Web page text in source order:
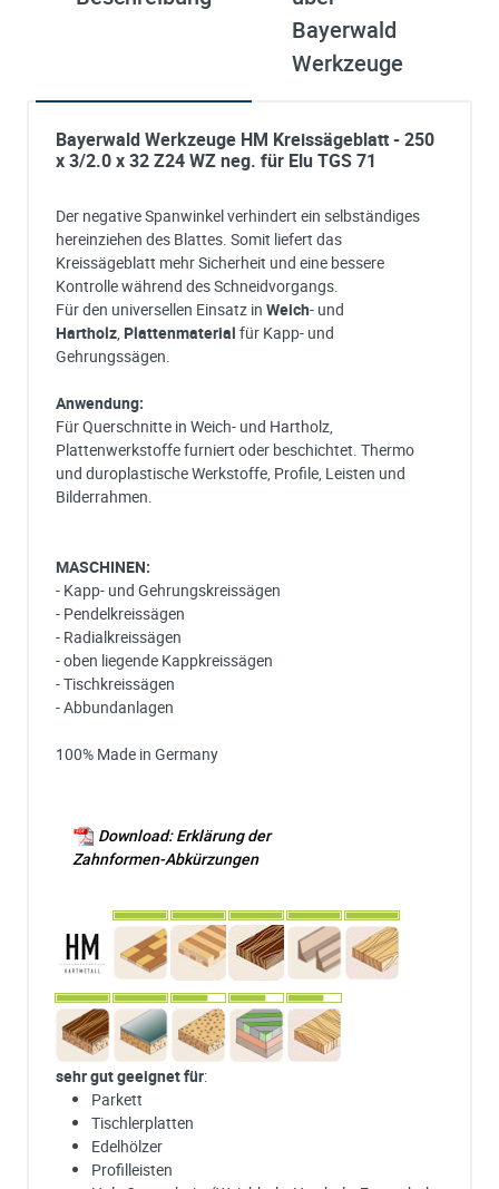
Bayerwald
Werkzeuge
Bayerwald Werkzeuge HM Kreissägeblatt - 250
x 3/2.0 x 32 Z24 WZ neg. für Elu TGS 71
Der negative Spanwinkel verhindert ein selbständiges
hereinziehen des Blattes. Somit liefert das
Kreissägeblatt mehr Sicherheit und eine bessere
Kontrolle während des Schneidvorgangs.
Für den universellen Einsatz in Weich- und
Hartholz Plattenmaterial für Kapp- und
Gehrungssägen.
Anwendung:
Für Querschnitte in Weich- und Hartholz,
Plattenwerkstoffe furniert oder beschichtet. Thermo
und duroplastische Werkstoffe, Profile, Leisten und
Bilderrahmen.
MASCHINEN:
- Kapp- und Gehrungskreissägen
- Pendelkreissägen
- Radialkreissägen
- oben liegende Kappkreissägen
- Tischkreissägen
- Abbundanlagen
100% Made in Germany
Download: Erklärung der
Zahnformen-Abkürzungen
sehr gut geeignet für:
Parkett
Tischlerplatten
Edelhölzer
Profilleisten